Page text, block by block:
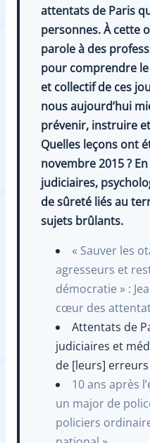
attentats de Paris
personnes. À cette
parole à des
pour comprendre
et collectif de ces
nous aujourd’hui
prévenir, instruire
Quelles leçons ont
novembre 2015 ?
judiciaires,
de sûreté liés au
sujets brûlants.
« Sauver les
agresseurs et
démocratie » :
cœur des
Attentats de
judiciaires et
de [leurs] erreurs
10 ans après
un major de
policiers